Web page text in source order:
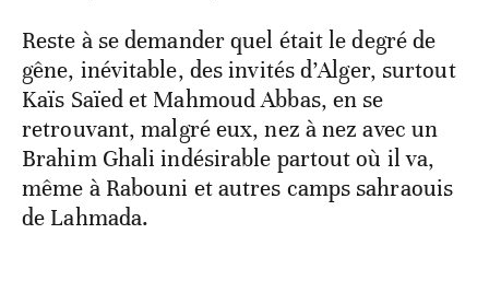
Reste à se demander quel était le degré de
gêne, inévitable, des invités d’Alger, surtout
Kaïs Saïed et Mahmoud Abbas, en se
retrouvant, malgré eux, nez à nez avec un
Brahim Ghali indésirable partout où il va,
même à Rabouni et autres camps sahraouis
de Lahmada.